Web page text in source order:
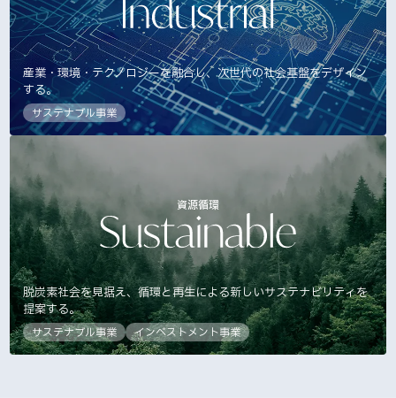
産業・環境・テクノロジーを融合し、次世代の社会基盤をデザイン
する。
サステナブル事業
資源循環
脱炭素社会を見据え、循環と再生による新しいサステナビリティを
提案する。
サステナブル事業 インベストメント事業